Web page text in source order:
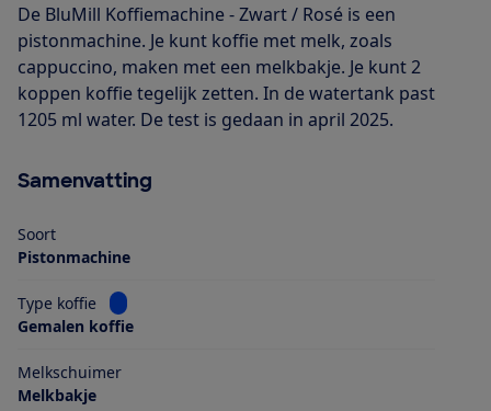
De BluMill Koffiemachine - Zwart / Rosé is een
pistonmachine. Je kunt koffie met melk, zoals
cappuccino, maken met een melkbakje. Je kunt 2
koppen koffie tegelijk zetten. In de watertank past
1205 ml water. De test is gedaan in april 2025.
Samenvatting
Soort
Pistonmachine
Type koffie
Bekijk informatie voor Type koffie
Gemalen koffie
Melkschuimer
Melkbakje